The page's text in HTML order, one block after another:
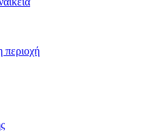
περιοχή